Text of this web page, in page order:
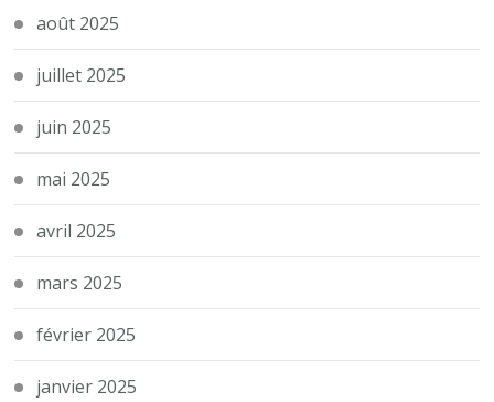
août 2025
juillet 2025
juin 2025
mai 2025
avril 2025
mars 2025
février 2025
janvier 2025